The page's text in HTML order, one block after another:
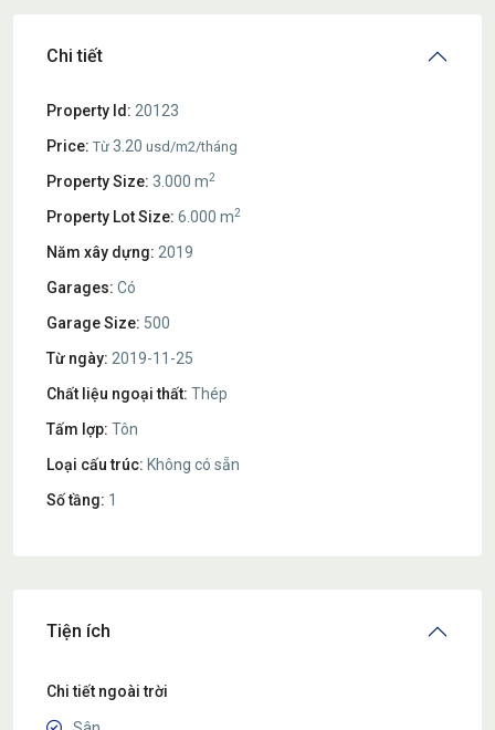
Chi tiết
Property Id: 20123
Price: Từ 3.20 usd/m2/tháng
Property Size: 3.000 m2
Property Lot Size: 6.000 m2
Năm xây dựng: 2019
Garages: Có
Garage Size: 500
Từ ngày: 2019-11-25
Chất liệu ngoại thất: Thép
Tấm lợp: Tôn
Loại cấu trúc: Không có sẵn
Số tầng: 1
Tiện ích
Chi tiết ngoài trời